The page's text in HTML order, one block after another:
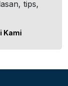
tips,
Kami